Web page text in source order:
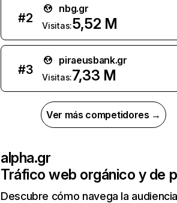
#2
nbg.gr
Visitas:5,52 M
#3
piraeusbank.gr
Visitas:7,33 M
Ver más competidores →
alpha.gr
Tráfico web orgánico y de
Descubre cómo navega la